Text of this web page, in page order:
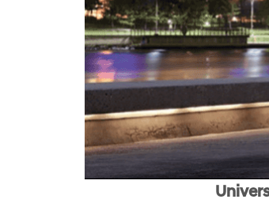
Universe – Sang